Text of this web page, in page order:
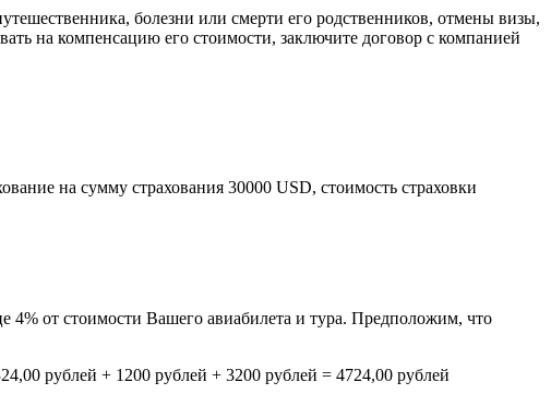
болезни или смерти его родственников, отмены визы,
на компенсацию его стоимости, заключите договор с компанией
на сумму страхования 30000 USD, стоимость страховки
от стоимости Вашего авиабилета и тура. Предположим, что
рублей + 1200 рублей + 3200 рублей = 4724,00 рублей